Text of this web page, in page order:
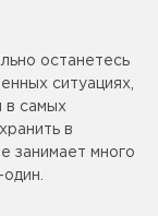
останетесь
ситуациях,
в самых
в
занимает много